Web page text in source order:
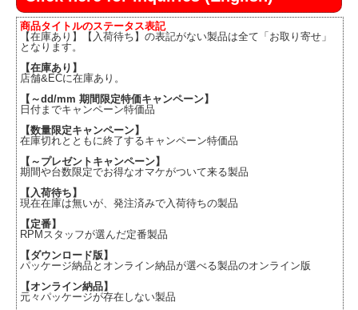
商品タイトルのステータス表記
【在庫あり】【入荷待ち】の表記がない製品は全て「お取り寄せ」
となります。
【在庫あり】
店舗&ECに在庫あり。
【～dd/mm 期間限定特価キャンペーン】
日付までキャンペーン特価品
【数量限定キャンペーン】
在庫切れとともに終了するキャンペーン特価品
【～プレゼントキャンペーン】
期間や台数限定でお得なオマケがついて来る製品
【入荷待ち】
現在在庫は無いが、発注済みで入荷待ちの製品
【定番】
RPMスタッフが選んだ定番製品
【ダウンロード版】
パッケージ納品とオンライン納品が選べる製品のオンライン版
【オンライン納品】
元々パッケージが存在しない製品